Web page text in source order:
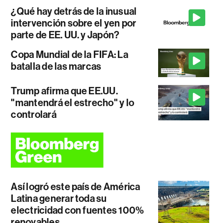
¿Qué hay detrás de la inusual
intervención sobre el yen por
parte de EE. UU. y Japón?
Copa Mundial de la FIFA: La
batalla de las marcas
Trump afirma que EE.UU.
"mantendrá el estrecho" y lo
controlará
Así logró este país de América
Latina generar toda su
electricidad con fuentes 100%